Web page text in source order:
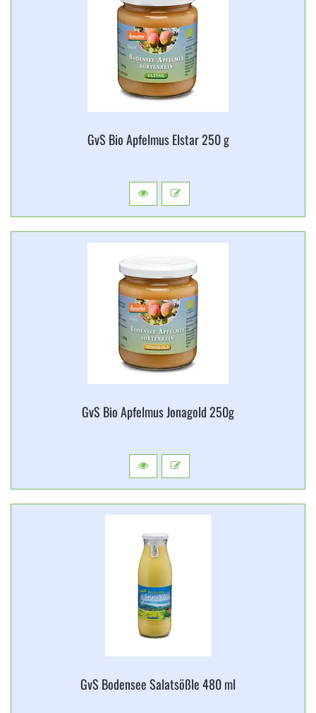
GvS Bio Apfelmus Elstar 250 g
GvS Bio Apfelmus Jonagold 250g
GvS Bodensee Salatsößle 480 ml